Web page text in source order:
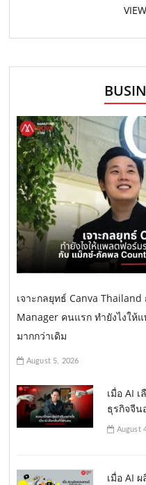
เจาะกลยุทธ์ Canva
Manager คนแรก ทำยังไงให้
มากกว่าเดิม
August 5, 2026
เมื่อ AI
ธุรกิจจีน
August
เมื่อ AI